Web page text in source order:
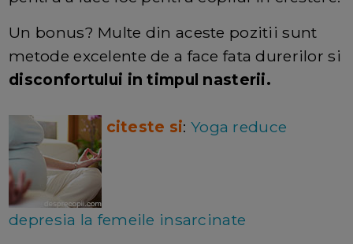
Un bonus? Multe din aceste pozitii sunt
metode excelente de a face fata durerilor si
disconfortului in timpul nasterii.
citeste si: Yoga reduce
depresia la femeile insarcinate